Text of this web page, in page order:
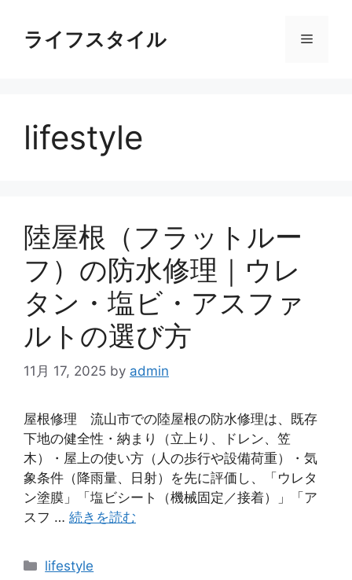
ライフスタイル メ
lifestyle
陸屋根（フラットルー
フ）の防水修理｜ウレ
タン・塩ビ・アスファ
ルトの選び方
11月 17, 2025 by admin
屋根修理 流山市での陸屋根の防水修理は、既存
下地の健全性・納まり（立上り、ドレン、笠
木）・屋上の使い方（人の歩行や設備荷重）・気
象条件（降雨量、日射）を先に評価し、「ウレタ
ン塗膜」「塩ビシート（機械固定／接着）」「ア
スフ … 続きを読む
カ
lifestyle